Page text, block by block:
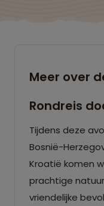
Meer over
Rondreis
Tijdens deze
Bosnië-
Kroatië komen
prachtige
vriendelijke